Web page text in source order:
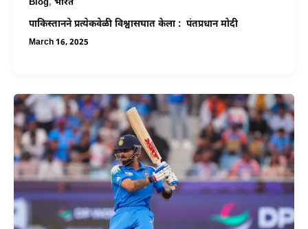
Blog भारत
पाकिस्तानने प्रत्येकवेळी विश्वासघात केला : पंतप्रधान मोदी
March 16, 2025